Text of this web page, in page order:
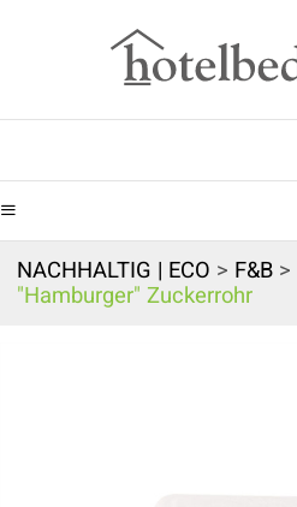
NACHHALTIG | ECO > F&B >
"Hamburger" Zuckerrohr